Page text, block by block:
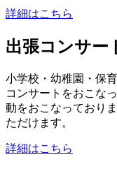
詳細はこちら
出張コンサー
小学校・幼稚園・保
コンサートをおこな
動をおこなっており
ただけます。
詳細はこちら